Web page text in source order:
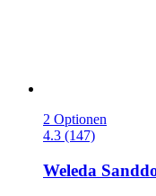
2 Optionen
4.3 (147)
Weleda